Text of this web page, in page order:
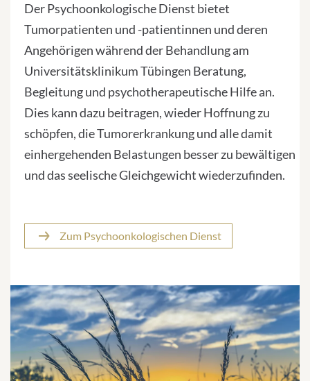
Datenschutz
Der Psychoonkologische Dienst bietet
Tumorpatienten und -patientinnen und deren
Angehörigen während der Behandlung am
Universitätsklinikum Tübingen Beratung,
Begleitung und psychotherapeutische Hilfe an.
Dies kann dazu beitragen, wieder Hoffnung zu
schöpfen, die Tumorerkrankung und alle damit
einhergehenden Belastungen besser zu bewältigen
und das seelische Gleichgewicht wiederzufinden.
Zum Psychoonkologischen Dienst